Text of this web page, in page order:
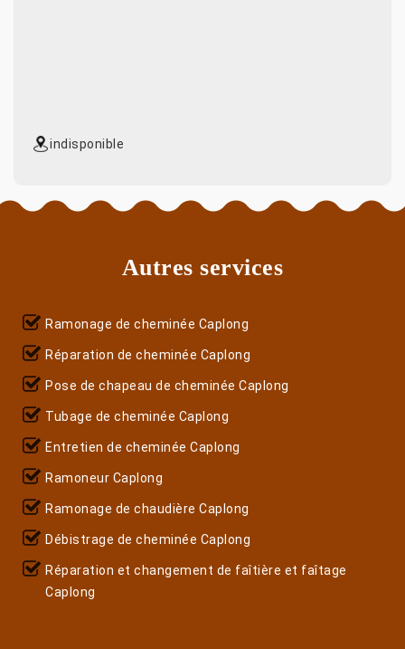
indisponible
Autres services
Ramonage de cheminée Caplong
Réparation de cheminée Caplong
Pose de chapeau de cheminée Caplong
Tubage de cheminée Caplong
Entretien de cheminée Caplong
Ramoneur Caplong
Ramonage de chaudière Caplong
Débistrage de cheminée Caplong
Réparation et changement de faîtière et faîtage
Caplong